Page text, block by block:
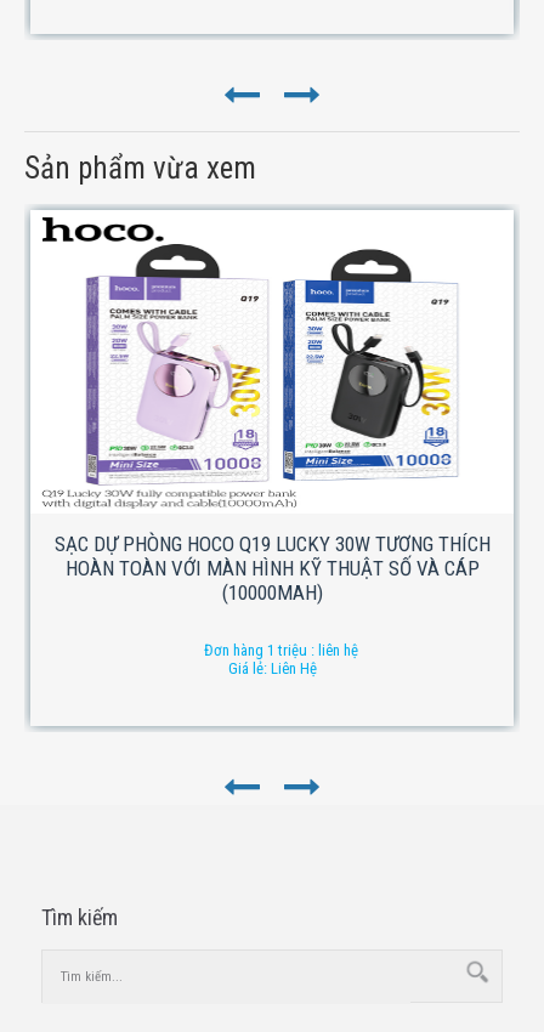
Sản phẩm vừa xem
SẠC DỰ PHÒNG HOCO Q19 LUCKY 30W TƯƠNG THÍCH
HOÀN TOÀN VỚI MÀN HÌNH KỸ THUẬT SỐ VÀ CÁP
(10000MAH)
Đơn hàng 1 triệu : liên hệ
Giá lẻ: Liên Hệ
Tìm kiếm